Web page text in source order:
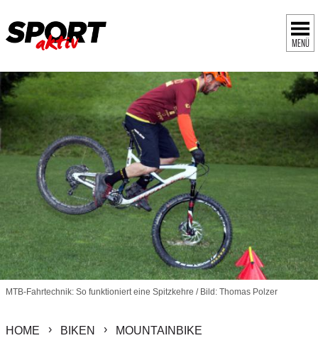
MENÜ
MTB-Fahrtechnik: So funktioniert eine Spitzkehre / Bild: Thomas Polzer
HOME BIKEN MOUNTAINBIKE